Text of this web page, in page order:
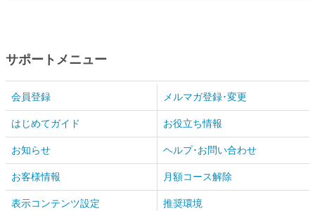
サポートメニュー
会員登録 メルマガ登録･変更
はじめてガイド お役立ち情報
お知らせ ヘルプ･お問い合わせ
お客様情報 月額コース解除
表示コンテンツ設定 推奨環境